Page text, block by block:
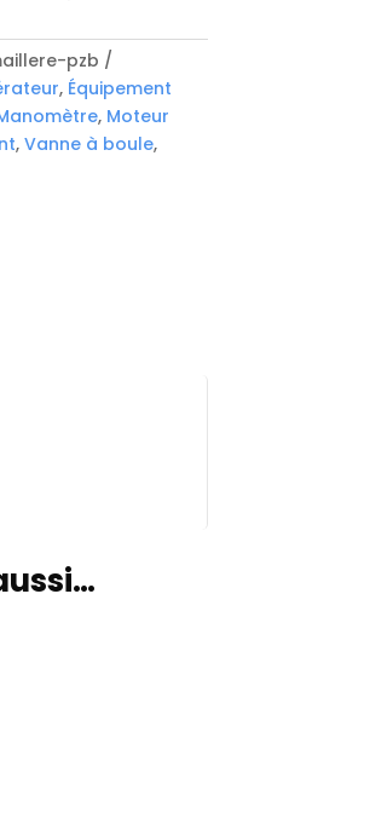
pzb
, Équipement
, Moteur
, Vanne à boule,